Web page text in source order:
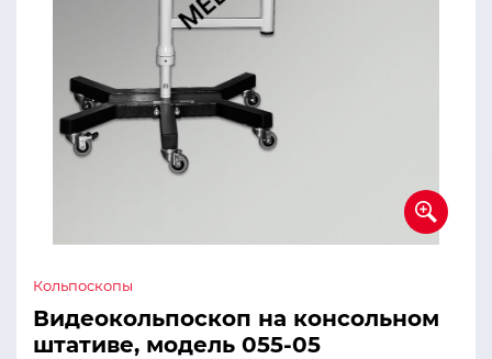
Кольпоскопы
Видеокольпоскоп на консольном
штативе, модель 055-05